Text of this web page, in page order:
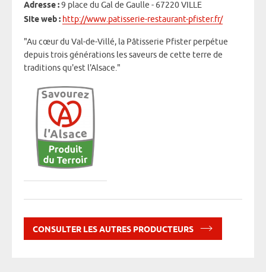
Adresse :9 place du Gal de Gaulle - 67220 VILLE
Site web : http://www.patisserie-restaurant-pfister.fr/
"Au cœur du Val-de-Villé, la Pâtisserie Pfister perpétue
depuis trois générations les saveurs de cette terre de
traditions qu'est l'Alsace."
CONSULTER LES AUTRES PRODUCTEURS